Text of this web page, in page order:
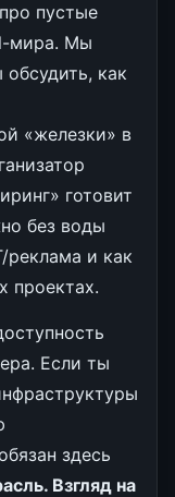
пустые
мира. Мы
как
«железки» в
готовит
без воды
реклама и как
проектах.
Если ты
здесь
Взгляд на